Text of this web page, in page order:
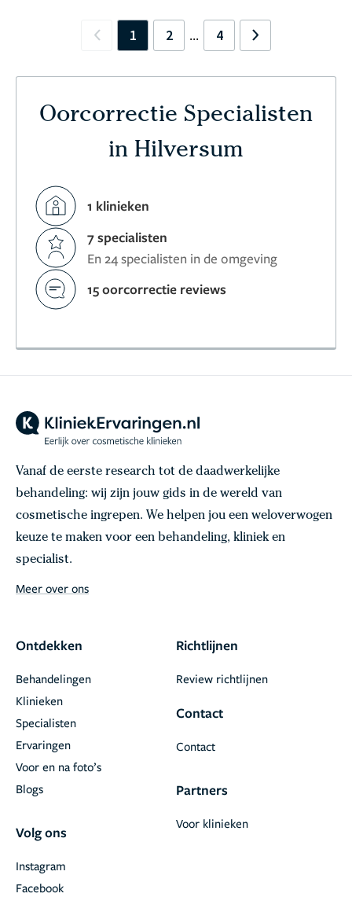
Previous
1 2 ... 4 Next
Oorcorrectie Specialisten
in Hilversum
1 klinieken
7 specialisten
En 24 specialisten in de omgeving
15 oorcorrectie reviews
Vanaf de eerste research tot de daadwerkelijke
behandeling: wij zijn jouw gids in de wereld van
cosmetische ingrepen. We helpen jou een weloverwogen
keuze te maken voor een behandeling, kliniek en
specialist.
Meer over ons
Ontdekken
Behandelingen
Klinieken
Specialisten
Ervaringen
Voor en na foto’s
Blogs
Volg ons
Facebook
Instagram
Richtlijnen
Review richtlijnen
Contact
Contact
Partners
Voor klinieken